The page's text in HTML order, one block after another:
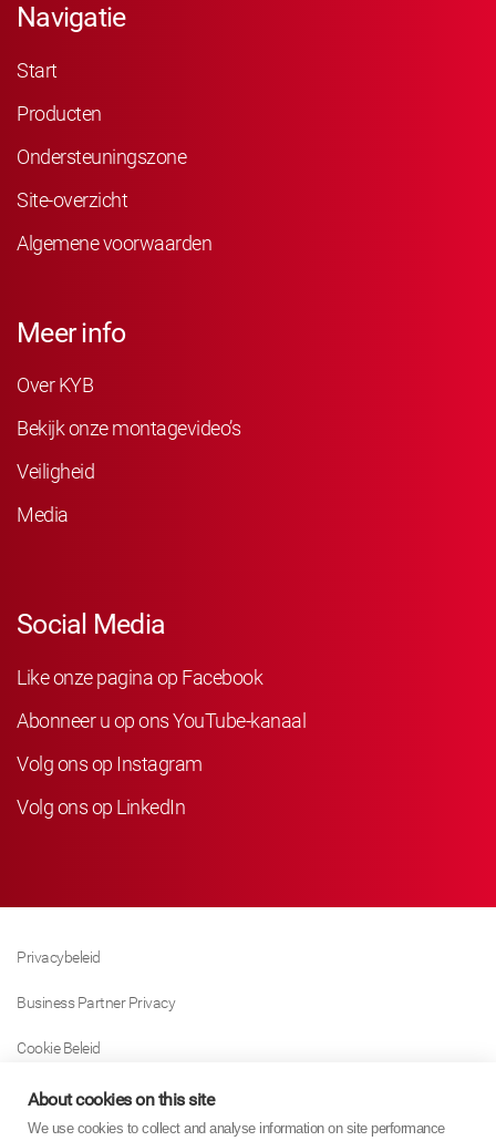
Navigatie
Start
Producten
Ondersteuningszone
Site-overzicht
Algemene voorwaarden
Meer info
Over KYB
Bekijk onze montagevideo’s
Veiligheid
Media
Social Media
Like onze pagina op Facebook
Abonneer u op ons YouTube-kanaal
Volg ons op Instagram
Volg ons op LinkedIn
Privacybeleid
Business Partner Privacy
Cookie Beleid
Modern Slavery Act Policy
About cookies on this site
We use cookies to collect and analyse information on site performance